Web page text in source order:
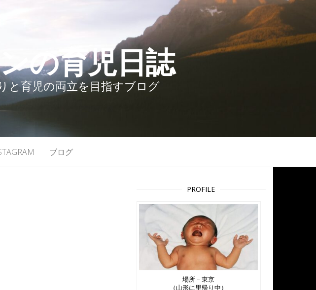
の育児日誌
と育児の両立を目指すブログ
ブログ
PROFILE
場所 – 東京
（山形に里帰り中）